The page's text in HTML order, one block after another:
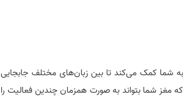
به شما کمک می‌کند تا بین زبان‌های مختلف جابجایی
مغز شما بتواند به صورت همزمان چندین فعالیت را